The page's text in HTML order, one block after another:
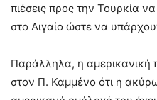
πιέσεις προς την Τουρκία
στο Αιγαίο ώστε να
Παράλληλα, η αμερικανική
στον Π. Καμμένο ότι η